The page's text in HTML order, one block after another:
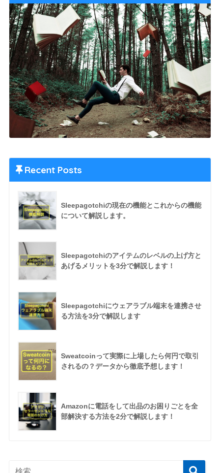
Recent Posts
Sleepagotchiの現在の機能とこれからの機能
について解説します。
Sleepagotchiのアイテムのレベルの上げ方と
あげるメリットを3分で解説します！
Sleepagotchiにウェアラブル端末を連携させ
る方法を3分で解説します
Sweatcoinって実際に上場したら何円で取引
されるの？データから徹底予想します！
Amazonに電話をして出品のお困りごとを全
部解決する方法を2分で解説します！